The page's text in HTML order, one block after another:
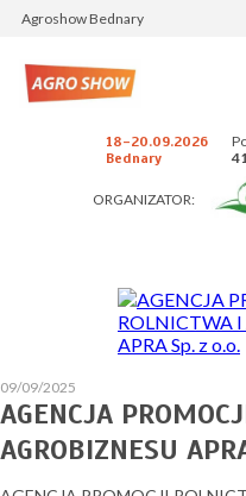
Agroshow Bednary
18-20.09.2026
Bednary
ORGANIZATOR:
09/09/2025
AGENCJA
AGROBIZNESU